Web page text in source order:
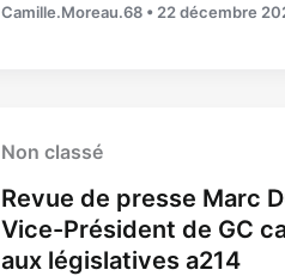
Camille.Moreau.68 • 22 décembre
Non classé
Revue de presse Marc
Vice-Président de GC
aux législatives a214